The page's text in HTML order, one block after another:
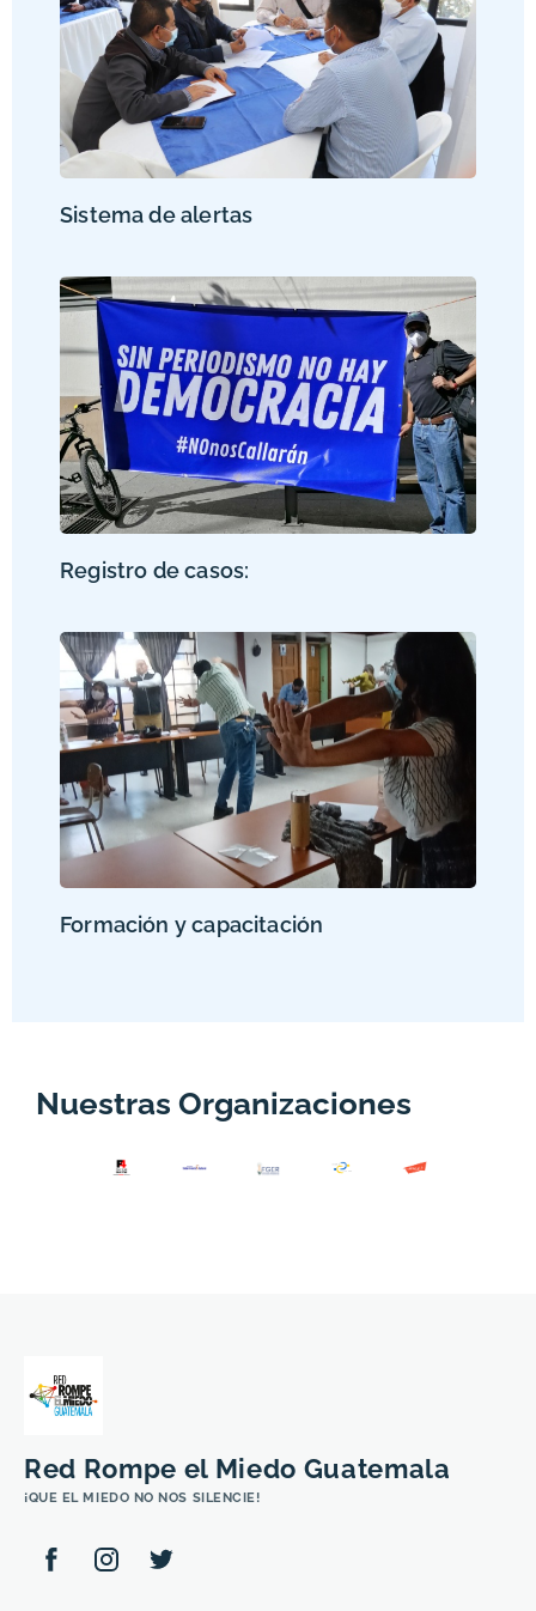
Sistema de alertas
Registro de casos:
Formación y capacitación
Nuestras Organizaciones
Red Rompe el Miedo Guatemala
¡QUE EL MIEDO NO NOS SILENCIE!